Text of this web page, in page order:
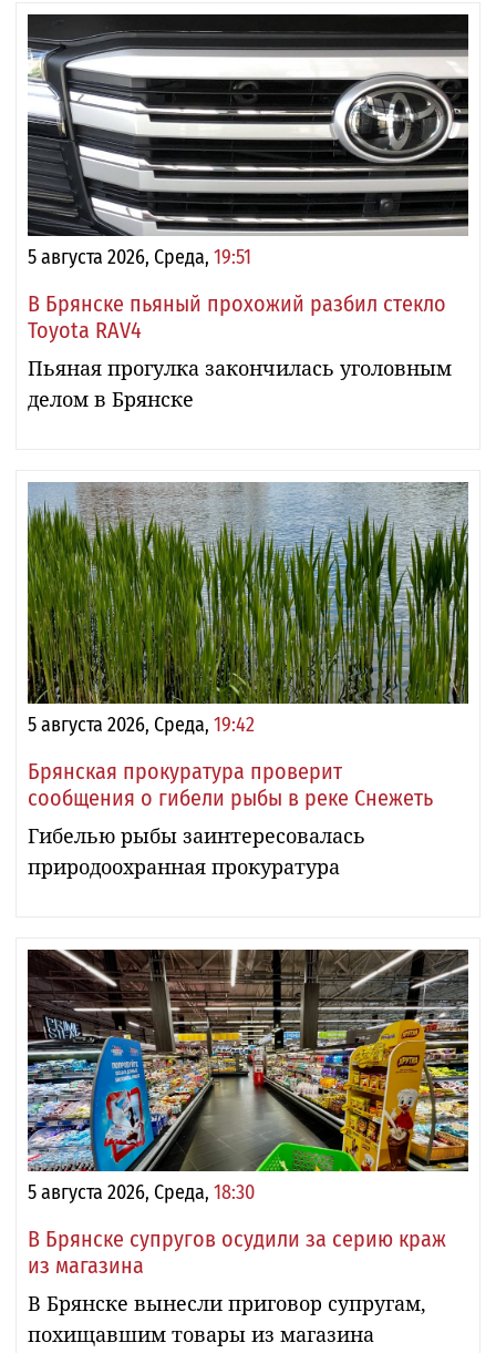
5 августа 2026, Среда, 19:51
В Брянске пьяный прохожий разбил стекло
Toyota RAV4
Пьяная прогулка закончилась уголовным
делом в Брянске
5 августа 2026, Среда, 19:42
Брянская прокуратура проверит
сообщения о гибели рыбы в реке Снежеть
Гибелью рыбы заинтересовалась
природоохранная прокуратура
5 августа 2026, Среда, 18:30
В Брянске супругов осудили за серию краж
из магазина
В Брянске вынесли приговор супругам,
похищавшим товары из магазина